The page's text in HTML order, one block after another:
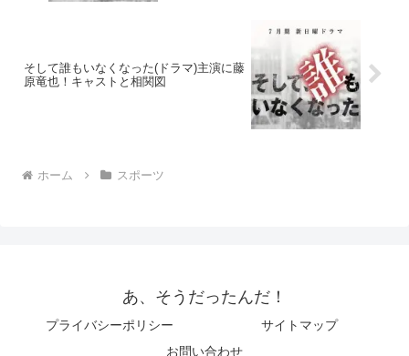
そして誰もいなくなった(ドラマ)主演に藤
原竜也！キャストと相関図
ホーム スポーツ
あ、そうだったんだ！
プライバシーポリシー
サイトマップ
お問い合わせ